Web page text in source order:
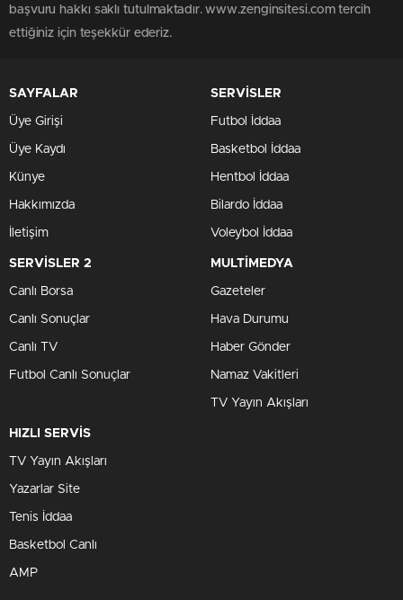
başvuru hakkı saklı tutulmaktadır. www.zenginsitesi.com tercih
ettiğiniz için teşekkür ederiz.
SAYFALAR
Üye Girişi
Üye Kaydı
Künye
Hakkımızda
İletişim
SERVİSLER
Futbol İddaa
Basketbol İddaa
Hentbol İddaa
Bilardo İddaa
Voleybol İddaa
SERVİSLER 2
Canlı Borsa
Canlı Sonuçlar
Canlı TV
Futbol Canlı Sonuçlar
MULTİMEDYA
Gazeteler
Hava Durumu
Haber Gönder
Namaz Vakitleri
TV Yayın Akışları
HIZLI SERVİS
TV Yayın Akışları
Yazarlar Site
Tenis İddaa
Basketbol Canlı
AMP